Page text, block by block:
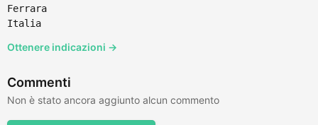
Ferrara
Italia
Ottenere indicazioni →
Commenti
Non è stato ancora aggiunto alcun commento